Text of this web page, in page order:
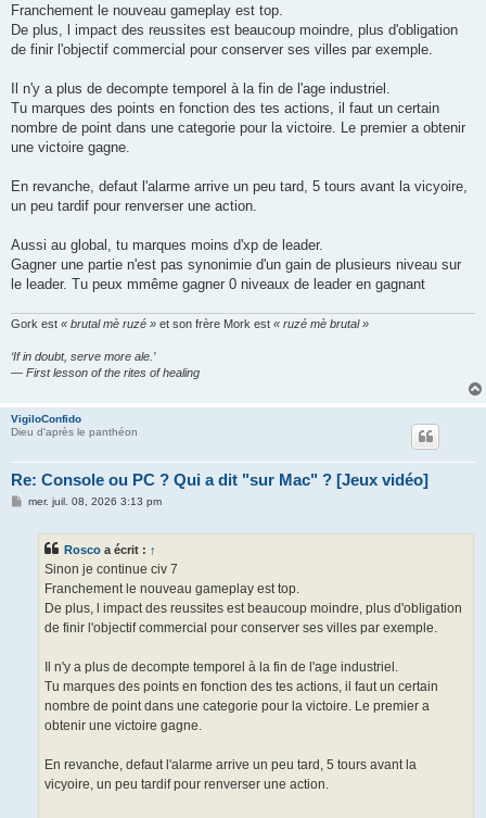
a
g
Franchement le nouveau gameplay est top.
De plus, l impact des reussites est beaucoup moindre, plus d'obligation
de finir l'objectif commercial pour conserver ses villes par exemple.
Il n'y a plus de decompte temporel à la fin de l'age industriel.
Tu marques des points en fonction des tes actions, il faut un certain
nombre de point dans une categorie pour la victoire. Le premier a obtenir
une victoire gagne.
En revanche, defaut l'alarme arrive un peu tard, 5 tours avant la vicyoire,
un peu tardif pour renverser une action.
Aussi au global, tu marques moins d'xp de leader.
Gagner une partie n'est pas synonimie d'un gain de plusieurs niveau sur
le leader. Tu peux mmême gagner 0 niveaux de leader en gagnant
Gork est « brutal mè ruzé » et son frère Mork est « ruzé mè brutal »
‘If in doubt, serve more ale.’
— First lesson of the rites of healing
VigiloConfido
Dieu d'après le panthéon
Re: Console ou PC ? Qui a dit "sur Mac" ? [Jeux vidéo]
Mmer. juil. 08, 2026 3:13 pm
Rosco a écrit : ↑
Sinon je continue civ 7
Franchement le nouveau gameplay est top.
De plus, l impact des reussites est beaucoup moindre, plus d'obligation
de finir l'objectif commercial pour conserver ses villes par exemple.
Il n'y a plus de decompte temporel à la fin de l'age industriel.
Tu marques des points en fonction des tes actions, il faut un certain
nombre de point dans une categorie pour la victoire. Le premier a
obtenir une victoire gagne.
En revanche, defaut l'alarme arrive un peu tard, 5 tours avant la
vicyoire, un peu tardif pour renverser une action.